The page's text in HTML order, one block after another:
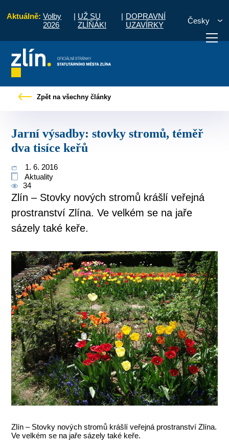
Aktuálně: Volby
2026
| UŽ SU
ZLÍŇÁK!
| DOPRAVNÍ
UZAVÍRKY
Česky
vyřídit Potřebuji zaplatit
Zpět na všechny články
Jarní výsadby: stovky stromů, téměř
dva tisíce keřů
1. 6. 2016
Aktuality
34
Zlín – Stovky nových stromů krášlí veřejná
prostranství Zlína. Ve velkém se na jaře
sázely také keře.
Zlín – Stovky nových stromů krášlí veřejná prostranství Zlína.
Ve velkém se na jaře sázely také keře.